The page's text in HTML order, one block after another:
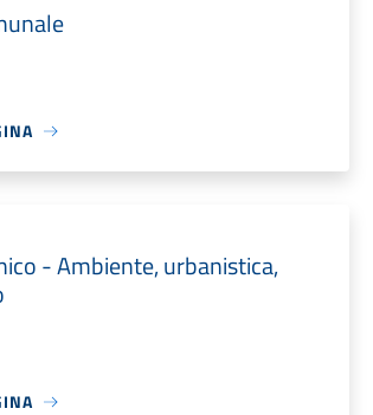
- Ambiente, urbanistica,